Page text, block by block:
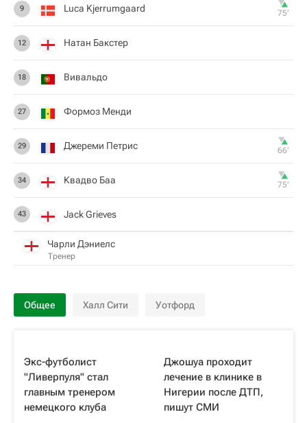
9 Luca Kjerrumgaard 75‎’‎
12 Натан Бакстер
18 Вивальдо
27 Формоз Менди
29 Джереми Петрис 66‎’‎
34 Квадво Баа 75‎’‎
43 Jack Grieves
Чарли Дэниелс
Тренер
Общее Халл Сити Уотфорд
Экс-футболист
"Ливерпуля" стал
главным тренером
немецкого клуба
Джошуа проходит
лечение в клинике в
Нигерии после ДТП,
пишут СМИ